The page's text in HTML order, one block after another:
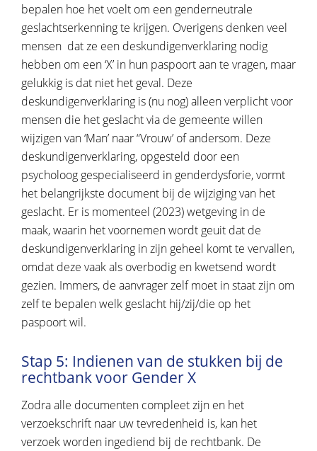
bepalen hoe het voelt om een genderneutrale
geslachtserkenning te krijgen. Overigens denken veel
mensen dat ze een deskundigenverklaring nodig
hebben om een ‘X’ in hun paspoort aan te vragen, maar
gelukkig is dat niet het geval. Deze
deskundigenverklaring is (nu nog) alleen verplicht voor
mensen die het geslacht via de gemeente willen
wijzigen van ‘Man’ naar “Vrouw’ of andersom. Deze
deskundigenverklaring, opgesteld door een
psycholoog gespecialiseerd in genderdysforie, vormt
het belangrijkste document bij de wijziging van het
geslacht. Er is momenteel (2023) wetgeving in de
maak, waarin het voornemen wordt geuit dat de
deskundigenverklaring in zijn geheel komt te vervallen,
omdat deze vaak als overbodig en kwetsend wordt
gezien. Immers, de aanvrager zelf moet in staat zijn om
zelf te bepalen welk geslacht hij/zij/die op het
paspoort wil.
Stap 5: Indienen van de stukken bij de
rechtbank voor Gender X
Zodra alle documenten compleet zijn en het
verzoekschrift naar uw tevredenheid is, kan het
verzoek worden ingediend bij de rechtbank. De